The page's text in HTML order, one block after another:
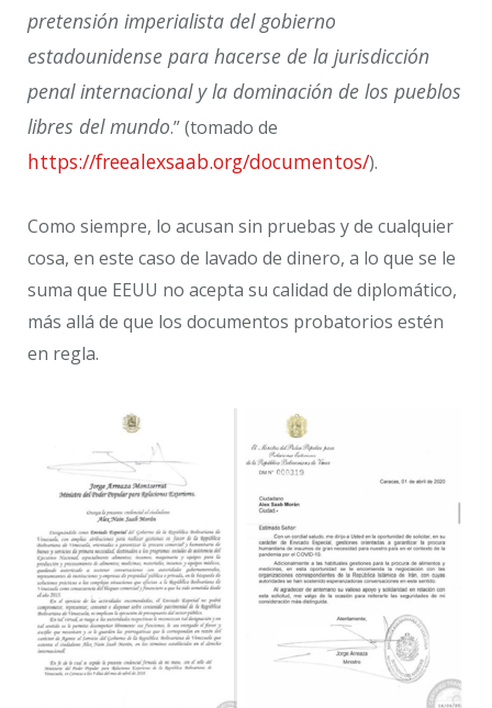
pretensión imperialista del gobierno
estadounidense para hacerse de la jurisdicción
penal internacional y la dominación de los pueblos
libres del mundo.” (tomado de
https://freealexsaab.org/documentos/).
Como siempre, lo acusan sin pruebas y de cualquier
cosa, en este caso de lavado de dinero, a lo que se le
suma que EEUU no acepta su calidad de diplomático,
más allá de que los documentos probatorios estén
en regla.